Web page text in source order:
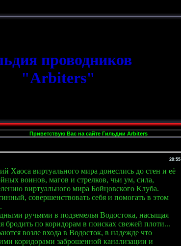
проводников
"Arbiters"
Приветствую Вас на сайте Гильдии Arbiters
20:55
виртуального мира донеслись до стен и её
воинов, магов и стрелков, чьи ум, сила,
виртуального мира Бойцовского Клуба.
совершенствовать себя и помогать в этом
ручьями в подземелья Водостока, насыщая
по коридорам в поисках свежей плоти...
возле входа в Водосток, в надежде что
коридорами заброшенной канализации и